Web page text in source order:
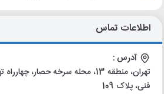
اطلاعات تماس
آدرس :
تهران، منطقه 13، محله سرخه حصار،
فنی، پلاک 109